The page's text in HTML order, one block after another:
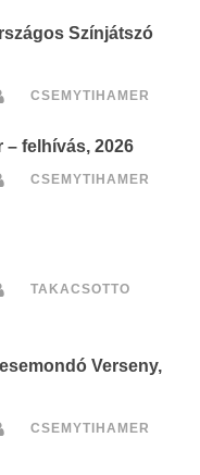
Színjátszó
CSEMYTIHAMER
– felhívás, 2026
CSEMYTIHAMER
TAKACSOTTO
Verseny,
CSEMYTIHAMER